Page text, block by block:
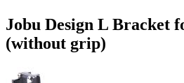
Jobu Design L Bracket
(without grip)